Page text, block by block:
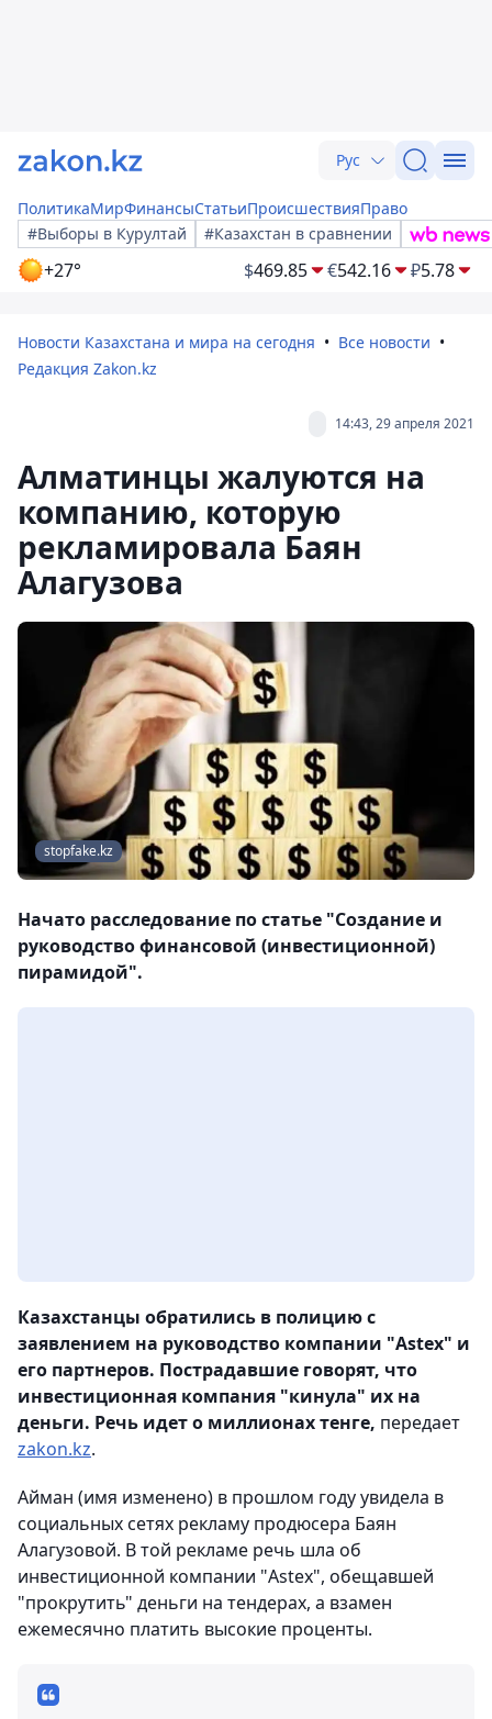
Рус
ПолитикаМирФинансыСтатьиПроисшествияПраво
#Выборы в Курултай
#Казахстан в сравнении
+27° $469.85 €542.16 ₽5.78
Новости Казахстана и мира на сегодня
Все новости
Редакция Zakon.kz
14:43, 29 апреля 2021
Алматинцы жалуются на
компанию, которую
рекламировала Баян
Алагузова
stopfake.kz
Начато расследование по статье "Создание и
руководство финансовой (инвестиционной)
пирамидой".
Казахстанцы обратились в полицию с
заявлением на руководство компании "Astex" и
его партнеров. Пострадавшие говорят, что
инвестиционная компания "кинула" их на
деньги. Речь идет о миллионах тенге, передает
zakon.kz.
Айман (имя изменено) в прошлом году увидела в
социальных сетях рекламу продюсера Баян
Алагузовой. В той рекламе речь шла об
инвестиционной компании "Astex", обещавшей
"прокрутить" деньги на тендерах, а взамен
ежемесячно платить высокие проценты.